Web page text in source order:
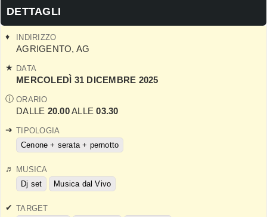
DETTAGLI
INDIRIZZO
AGRIGENTO, AG
DATA
MERCOLEDÌ 31 DICEMBRE 2025
ORARIO
DALLE 20.00ALLE03.30
TIPOLOGIA
Cenone + serata + pernotto
MUSICA
Dj set
Musica dal Vivo
TARGET